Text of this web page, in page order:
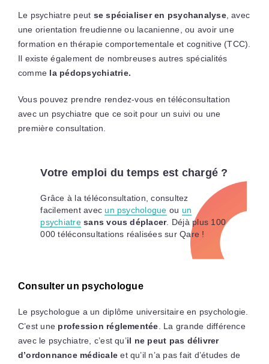
Le psychiatre peut se spécialiser en psychanalyse, avec
une orientation freudienne ou lacanienne, ou avoir une
formation en thérapie comportementale et cognitive (TCC).
Il existe également de nombreuses autres spécialités
comme la pédopsychiatrie.
Vous pouvez prendre rendez-vous en téléconsultation
avec un psychiatre que ce soit pour un suivi ou une
première consultation.
Votre emploi du temps est chargé ?
Grâce à la téléconsultation, consultez
facilement avec un psychologue ou un
psychiatresans vous déplacer. Déjà plus 100
000 téléconsultations réalisées sur Qare !
Consulter un psychologue
Le psychologue a un diplôme universitaire en psychologie.
C’est une profession réglementée . La grande différence
avec le psychiatre, c’est qu’il ne peut pas délivrer
d’ordonnance médicale et qu’il n’a pas fait d’études de